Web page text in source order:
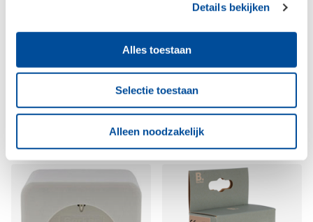
Details bekijken
Alles toestaan
Selectie toestaan
Alleen noodzakelijk
Perilex Contactdoos
opbouw 16A 68x50x68
mm
Plafondplaat vierkant
110x110 mm wit